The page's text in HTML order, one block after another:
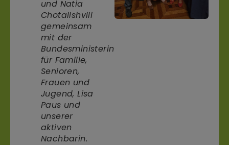
und Natia
Chotalishvili
gemeinsam
mit der
Bundesministerin
für Familie,
Senioren,
Frauen und
Jugend, Lisa
Paus und
unserer
aktiven
Nachbarin.